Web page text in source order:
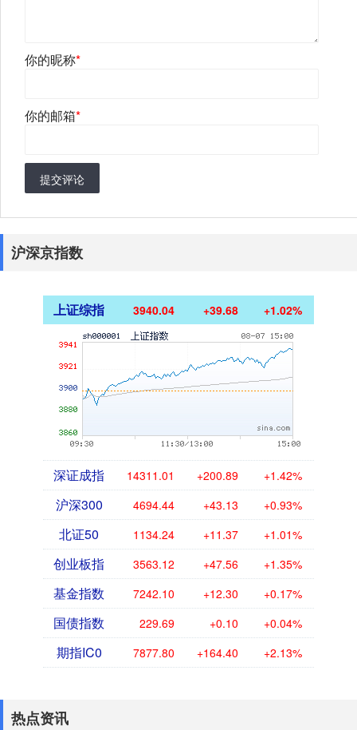
你的昵称*
你的邮箱*
提交评论
沪深京指数
上证综指 3940.04 +39.68 +1.02%
深证成指 14311.01 +200.89 +1.42%
沪深300 4694.44 +43.13 +0.93%
北证50 1134.24 +11.37 +1.01%
创业板指 3563.12 +47.56 +1.35%
基金指数 7242.10 +12.30 +0.17%
国债指数 229.69 +0.10 +0.04%
期指IC0 7877.80 +164.40 +2.13%
热点资讯